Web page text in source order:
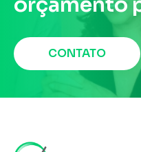
rádio, jornais
têm sido a
marketing ao
décadas. No
tradicional
CONTATO